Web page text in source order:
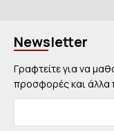
Newsletter
Γραφτείτε για να
προσφορές και άλλα